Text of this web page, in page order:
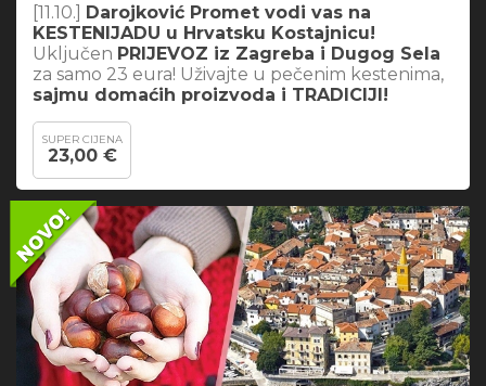
[11.10.] Darojković Promet vodi vas na
KESTENIJADU u Hrvatsku Kostajnicu!
Uključen PRIJEVOZ iz Zagreba i Dugog Sela
za samo 23 eura! Uživajte u pečenim kestenima,
sajmu domaćih proizvoda i TRADICIJI!
SUPER CIJENA
23,00 €